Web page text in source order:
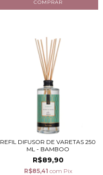
REFIL DIFUSOR DE VARETAS 250
ML - BAMBOO
R$89,90
R$85,41 com Pix